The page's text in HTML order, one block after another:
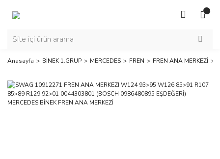
Anasayfa BİNEK 1.GRUP MERCEDES FREN FREN ANA MERKEZİ